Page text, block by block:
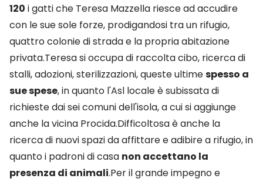
120 i gatti che Teresa Mazzella riesce ad accudire
con le sue sole forze, prodigandosi tra un rifugio,
quattro colonie di strada e la propria abitazione
privata.Teresa si occupa di raccolta cibo, ricerca di
stalli, adozioni, sterilizzazioni, queste ultimespesso a
sue spese, in quanto l'Asl locale è subissata di
richieste dai sei comuni dell'isola, a cui si aggiunge
anche la vicina Procida.Difficoltosa è anche la
ricerca di nuovi spazi da affittare e adibire a rifugio, in
quanto i padroni di casa non accettano la
presenza di animali.Per il grande impegno e